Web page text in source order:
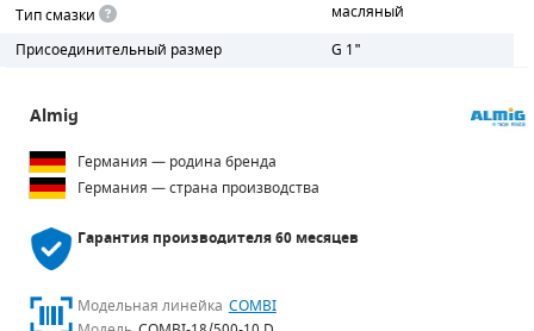
Тип смазки
масляный
Присоединительный размер
G 1"
Almig
Германия — родина бренда
Германия — страна производства
Гарантия производителя60 месяцев
Модельная линейка COMBI